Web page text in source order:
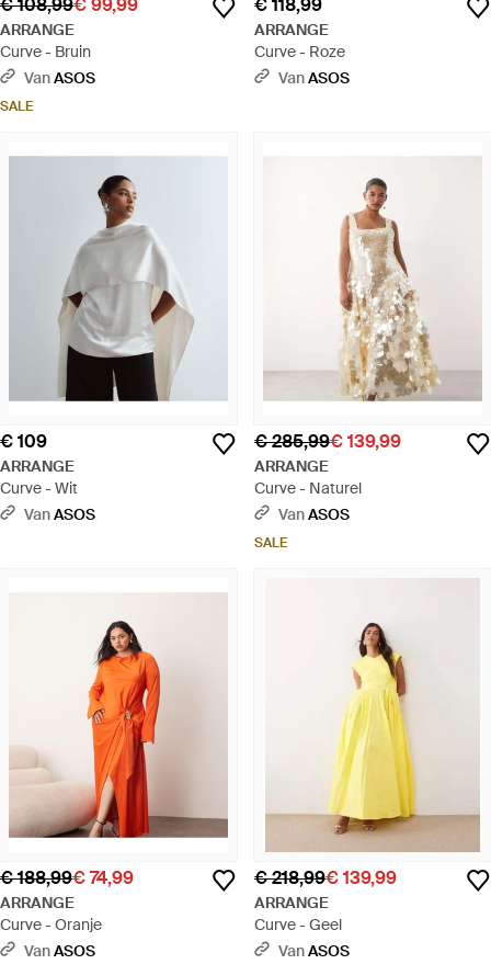
ARRANGE
Curve - Bruin
VanASOS
SALE
ARRANGE
Curve - Roze
VanASOS
€ 109
ARRANGE
Curve - Wit
VanASOS
€ 285,99€ 139,99
ARRANGE
Curve - Naturel
VanASOS
SALE
€ 188,99€ 74,99
ARRANGE
Curve - Oranje
VanASOS
€ 218,99€ 139,99
ARRANGE
Curve - Geel
VanASOS